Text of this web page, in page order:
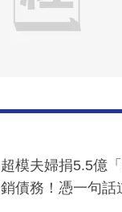
超模夫婦捐5.5億
銷債務！憑一句話